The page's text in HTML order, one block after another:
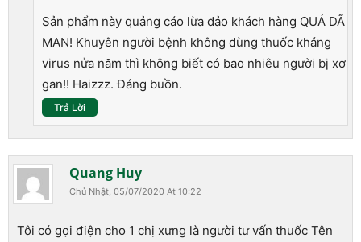
Sản phẩm này quảng cáo lừa đảo khách hàng QUÁ DÃ
MAN! Khuyên người bệnh không dùng thuốc kháng
virus nửa năm thì không biết có bao nhiêu người bị xơ
gan!! Haizzz. Đáng buồn.
Trả Lời
Quang Huy
Chủ Nhật, 05/07/2020 At 10:22
Tôi có gọi điện cho 1 chị xưng là người tư vấn thuốc Tên